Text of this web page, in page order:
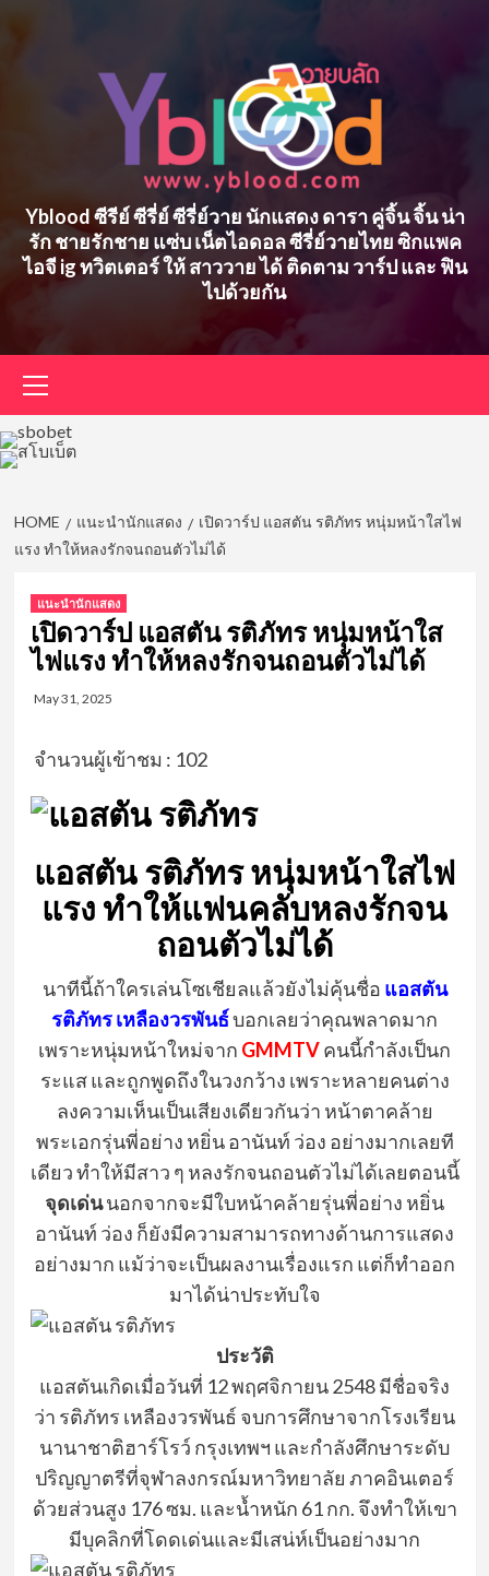
Yblood ซีรีย์ ซีรี่ย์ ซีรี่ย์วาย นักแสดง ดารา คู่จิ้น จิ้น น่า
รัก ชายรักชาย แซ่บ เน็ตไอดอล ซีรี่ย์วายไทย ซิกแพค
ไอจี ig ทวิตเตอร์ ให้ สาววาย ได้ ติดตาม วาร์ป และ ฟิน
ไปด้วยกัน
Menu
HOME แนะนำนักแสดง
เปิดวาร์ป แอสตัน รติภัทร หนุ่มหน้าใสไฟ
แรง ทำให้หลงรักจนถอนตัวไม่ได้
แนะนำนักแสดง
เปิดวาร์ป แอสตัน รติภัทร หนุ่มหน้าใส
ไฟแรง ทำให้หลงรักจนถอนตัวไม่ได้
May 31, 2025
จำนวนผู้เข้าชม : 102
แอสตันรติภัทรหนุ่มหน้าใสไฟ
แรง ทำให้แฟนคลับหลงรักจน
ถอนตัวไม่ได้
นาทีนี้ถ้าใครเล่นโซเชียลแล้วยังไม่คุ้นชื่อ แอสตัน
รติภัทรเหลืองวรพันธ์บอกเลยว่าคุณพลาดมาก
เพราะหนุ่มหน้าใหม่จาก GMMTVคนนี้กำลังเป็นก
ระแส และถูกพูดถึงในวงกว้าง เพราะหลายคนต่าง
ลงความเห็นเป็นเสียงเดียวกันว่า หน้าตาคล้าย
พระเอกรุ่นพี่อย่าง หยิ่น อานันท์ ว่อง อย่างมากเลยที
เดียวทำให้มีสาว ๆ หลงรักจนถอนตัวไม่ได้เลยตอนนี้
จุดเด่นนอกจากจะมีใบหน้าคล้ายรุ่นพี่อย่าง หยิ่น
อานันท์ ว่อง ก็ยังมีความสามารถทางด้านการแสดง
อย่างมาก แม้ว่าจะเป็นผลงานเรื่องแรก แต่ก็ทำออก
มาได้น่าประทับใจ
ประวัติ
แอสตันเกิดเมื่อวันที่ 12พฤศจิกายน2548มีชื่อจริง
ว่า รติภัทร เหลืองวรพันธ์ จบการศึกษาจากโรงเรียน
นานาชาติฮาร์โรว์ กรุงเทพฯ และกำลังศึกษาระดับ
ปริญญาตรีที่จุฬาลงกรณ์มหาวิทยาลัย ภาคอินเตอร์
ด้วยส่วนสูง 176ซม. และน้ำหนัก 61 กก. จึงทำให้เขา
มีบุคลิกที่โดดเด่นและมีเสน่ห์เป็นอย่างมาก